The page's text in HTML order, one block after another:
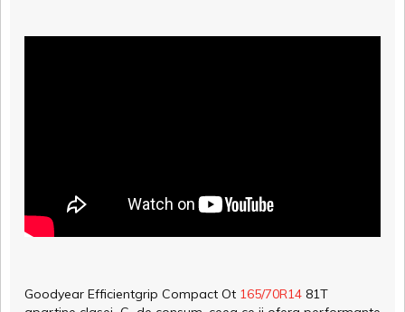
Goodyear Efficientgrip Compact Ot 165/70R14 81T